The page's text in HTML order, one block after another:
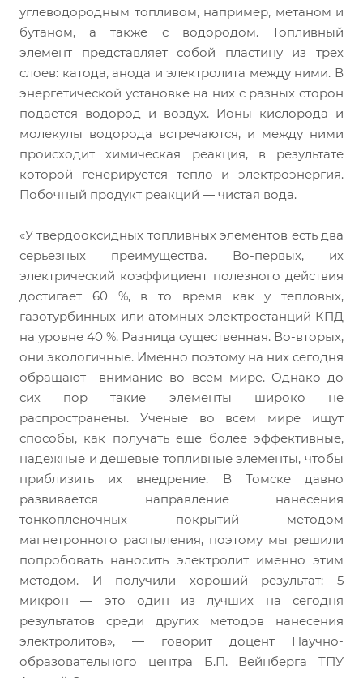
углеводородным топливом, например, метаном и
бутаном, а также с водородом. Топливный
элемент представляет собой пластину из трех
слоев: катода, анода и электролита между ними. В
энергетической установке на них с разных сторон
подается водород и воздух. Ионы кислорода и
молекулы водорода встречаются, и между ними
происходит химическая реакция, в результате
которой генерируется тепло и электроэнергия.
Побочный продукт реакций — чистая вода.
«У твердооксидных топливных элементов есть два
серьезных преимущества. Во-первых, их
электрический коэффициент полезного действия
достигает 60 %, в то время как у тепловых,
газотурбинных или атомных электростанций КПД
на уровне 40 %. Разница существенная. Во-вторых,
они экологичные. Именно поэтому на них сегодня
обращают внимание во всем мире. Однако до
сих пор такие элементы широко не
распространены. Ученые во всем мире ищут
способы, как получать еще более эффективные,
надежные и дешевые топливные элементы, чтобы
приблизить их внедрение. В Томске давно
развивается направление нанесения
тонкопленочных покрытий методом
магнетронного распыления, поэтому мы решили
попробовать наносить электролит именно этим
методом. И получили хороший результат: 5
микрон — это один из лучших на сегодня
результатов среди других методов нанесения
электролитов», — говорит доцент Научно-
образовательного центра Б.П. Вейнберга ТПУ